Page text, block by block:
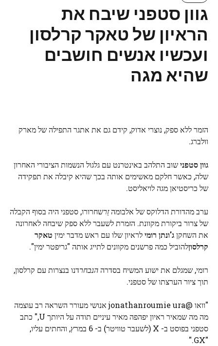
גוון סטפני שיבח את
הראיון של טאקר קרלסון
ועכשיו אנשים חושבים
שהיא מגה
הזמר ללא ספק, נוצרי אדוק, קידם גם את אתגר התפילה של מארק
וולברג.
גוון סטפנישוב התלהב באינטרנט עם גלגול הנשמות הציבורי האחרון
שלה, כאשר חלקם מאשימים אותה בכך שהיא קיבלה את תפקידה
של כריסטיאן מגה לויאליסט.
ערב מהדורת הדלוקס של אלבומהזֵרשחרורו, סטפני היה בסוף הקבלה
של צרור ביקורת מקוונת. הזמרת לשעבר ללא ספק שיבחה לאחרונה
את השחקןג'ונתן רומילראיון שלו עם ראש מדבר ימין טאקר
קרלסוןלהוביל כמה פרשנים מקוונים לתייג אותה "גריפטר ימין".
רומי, שמגלם את ישוע המשיח בסדרההנבחרדנו בנצרות עם קרלסון,
תוך ציור הערצתו של סטפני.
"וואו @jonathanroumie ura אנושי מעורר השראה רב עוצמה
מה מה שמאיר ראיון יפהפה מאיר עיניים תודה על היותך U," כתב
סטפני בפוסט ב- X (לשעבר טוויטר) ב- 6 במרץ, והחתים עליו,
"GX."